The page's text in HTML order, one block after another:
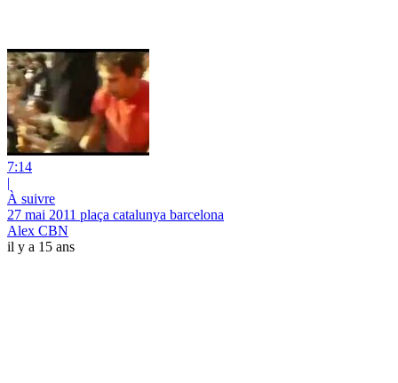
7:14
|
À suivre
27 mai 2011 plaça catalunya barcelona
Alex CBN
il y a 15 ans